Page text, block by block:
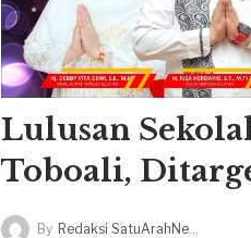
Lulusan
Toboali,
By Redaksi SatuArahNews